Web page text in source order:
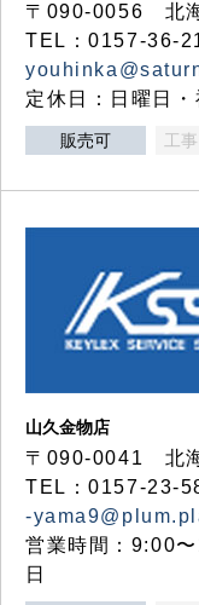
〒090-0056 北
TEL：0157-36-
定休日：日曜日
販売可 工
山久金物店
〒090-0041 北
TEL：0157-23-
-
営業時間：9:00
日